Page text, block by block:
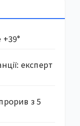
експерт
з 5